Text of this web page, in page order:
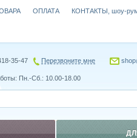
ОПЛАТА КОНТАКТЫ, шоу-
35-47 Перезвоните мне
Пн.-Сб.: 10.00-18.00